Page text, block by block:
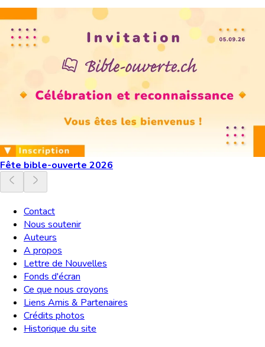
Fête bible-ouverte 2026
Contact
Nous soutenir
Auteurs
A propos
Lettre de Nouvelles
Fonds d'écran
Ce que nous croyons
Liens Amis & Partenaires
Crédits photos
Historique du site